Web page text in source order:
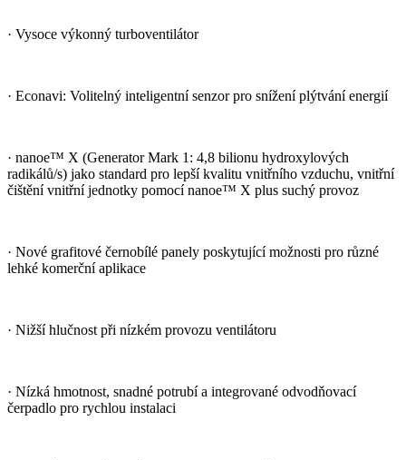
· Vysoce výkonný turboventilátor
· Econavi: Volitelný inteligentní senzor pro snížení plýtvání energií
· nanoe™ X (Generator Mark 1: 4,8 bilionu hydroxylových
radikálů/s) jako standard pro lepší kvalitu vnitřního vzduchu, vnitřní
čištění vnitřní jednotky pomocí nanoe™ X plus suchý provoz
· Nové grafitové černobílé panely poskytující možnosti pro různé
lehké komerční aplikace
· Nižší hlučnost při nízkém provozu ventilátoru
· Nízká hmotnost, snadné potrubí a integrované odvodňovací
čerpadlo pro rychlou instalaci